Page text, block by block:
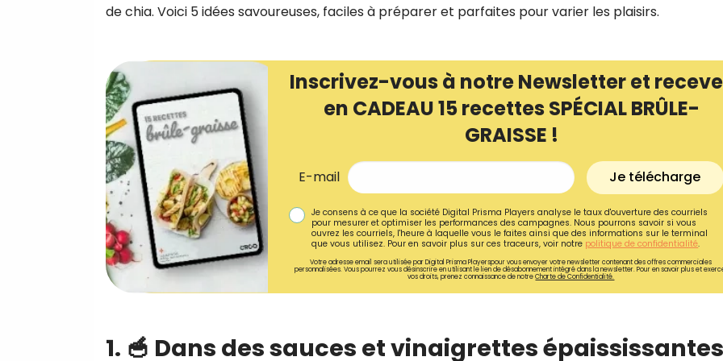
de chia. Voici 5 idées savoureuses, faciles à préparer et parfaites pour varier les plaisirs.
Inscrivez-vous à notre Newsletter et
en CADEAU 15 recettes SPÉCIAL BRÛLE-
GRAISSE !
E-mail Je télécharge
Je consens à ce que la société Digital Prisma Players analyse le taux d'ouverture des courriels
pour mesurer et optimiser les performances des campagnes. Nous pourrons savoir si vous
ouvrez les courriels, l'heure à laquelle vous le faites ainsi que des informations sur le terminal
que vous utilisez. Pour en savoir plus sur ces traceurs, voir notre politique de confidentialité.
Votre adresse email sera utilisée par Digital Prisma Playerspour vous envoyer votre newsletter contenant des offres commerciales
personnalisées. Vous pourrez vous désinscrire en utilisant le lien de désabonnement intégré dans la newsletter. Pour en savoir plus et
vos droits, prenez connaissance de notreCharte de Confidentialité.
1. 🥣 Dans des sauces et vinaigrettes épaississantes
Recevez gratuitement
recettes inédites de
Ainsi que la newsletter